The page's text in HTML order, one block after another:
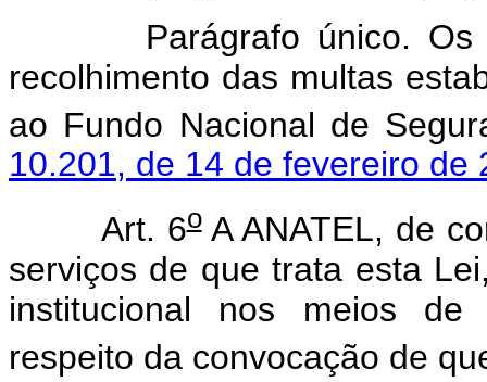
Parágrafo único. Os
recolhimento das multas
ao Fundo Nacional de
10.201, de 14 de fevereiro de
Art. 6oA ANATEL, de
serviços de que trata esta
institucional nos meios de
respeito da convocação de